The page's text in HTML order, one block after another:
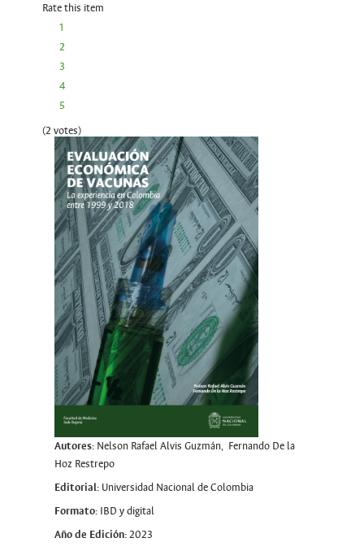
Rate this item
1
2
3
4
5
(2 votes)
Autores:Nelson Rafael Alvis Guzmán, Fernando De la
Hoz Restrepo
Editorial:Universidad Nacional de Colombia
Formato:IBD y digital
Año de Edición:2023